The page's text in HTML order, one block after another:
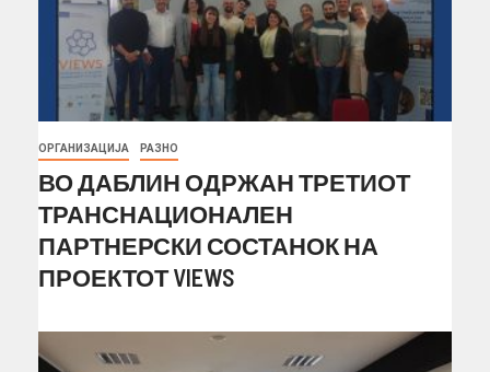
ОРГАНИЗАЦИЈА РАЗНО
ВО ДАБЛИН ОДРЖАН ТРЕТИОТ
ТРАНСНАЦИОНАЛЕН
ПАРТНЕРСКИ СОСТАНОК НА
ПРОЕКТОТ VIEWS